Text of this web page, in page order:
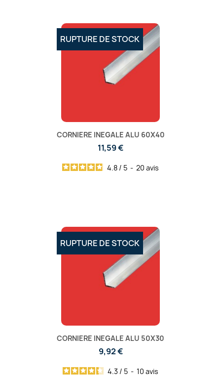
CORNIERE INEGALE ALU 60X40
11,59 €
4.8 / 5 - 20 avis
RUPTURE DE STOCK
CORNIERE INEGALE ALU 50X30
9,92 €
4.3 / 5 - 10 avis
RUPTURE DE STOCK